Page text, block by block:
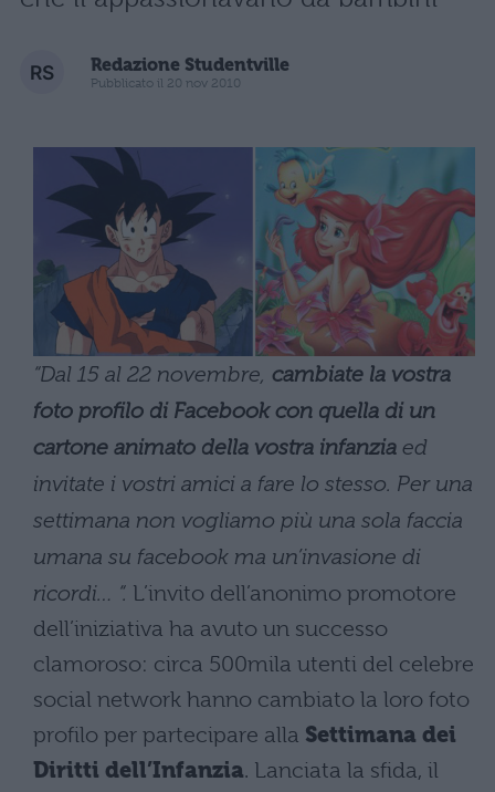
Redazione Studentville
Pubblicato il 20 nov 2010
“Dal 15 al 22 novembre, cambiate la vostra
foto profilo di Facebook con quella di un
cartone animato della vostra infanzia ed
invitate i vostri amici a fare lo stesso. Per una
settimana non vogliamo più una sola faccia
umana su facebook ma un’invasione di
ricordi… “. L’invito dell’anonimo promotore
dell’iniziativa ha avuto un successo
clamoroso: circa 500mila utenti del celebre
social network hanno cambiato la loro foto
profilo per partecipare alla Settimana dei
Diritti dell’Infanzia. Lanciata la sfida, il